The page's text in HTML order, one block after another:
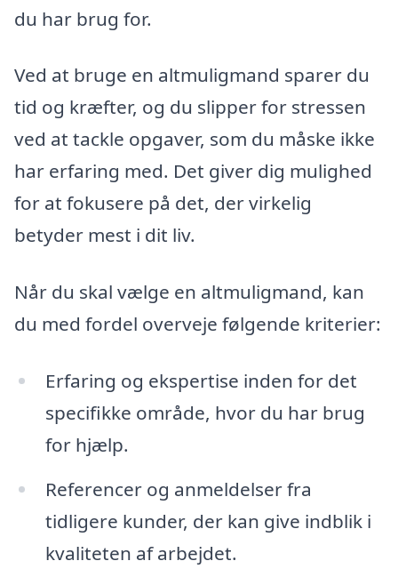
du har brug for.
Ved at bruge en altmuligmand sparer du
tid og kræfter, og du slipper for stressen
ved at tackle opgaver, som du måske ikke
har erfaring med. Det giver dig mulighed
for at fokusere på det, der virkelig
betyder mest i dit liv.
Når du skal vælge en altmuligmand, kan
du med fordel overveje følgende kriterier:
Erfaring og ekspertise inden for det
specifikke område, hvor du har brug
for hjælp.
Referencer og anmeldelser fra
tidligere kunder, der kan give indblik i
kvaliteten af arbejdet.